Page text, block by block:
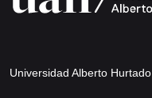
Universidad Alberto Hurtado